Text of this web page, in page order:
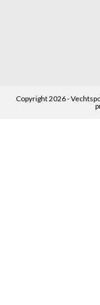
Copyright 2026 -